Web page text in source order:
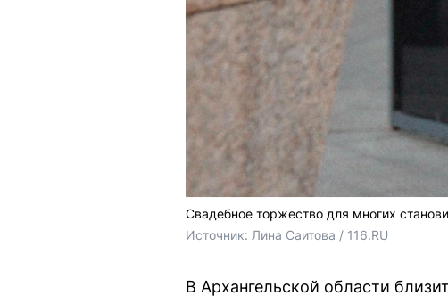
Свадебное торжество для многих
Источник: Лина Саитова / 116.RU
В Архангельской области